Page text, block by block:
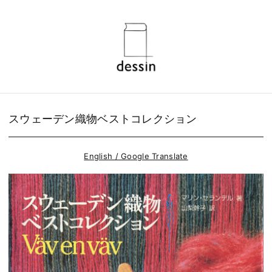
スウェーデン織物ベストコレクション
English / Google Translate